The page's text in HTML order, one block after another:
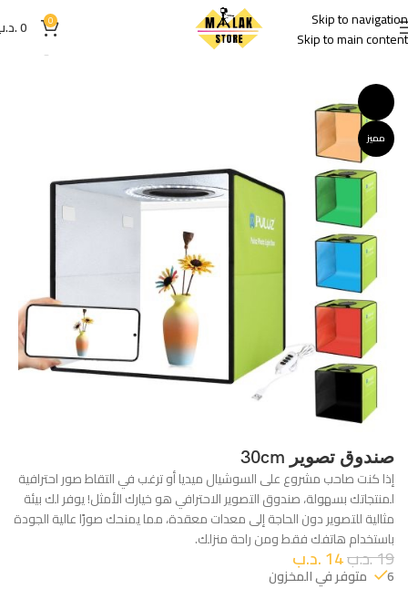
Skip to navigation
Skip to main content
0
0
مميز
صندوق تصوير 30cm
إذا كنت صاحب مشروع على السوشيال ميديا أو ترغب في التقاط صور احترافية
لمنتجاتك بسهولة، صندوق التصوير الاحترافي هو خيارك الأمثل! يوفر لك بيئة
مثالية للتصوير دون الحاجة إلى معدات معقدة، مما يمنحك صورًا عالية الجودة
باستخدام هاتفك فقط ومن راحة منزلك.
19.د.ب14.د.ب
6 متوفر في المخزون